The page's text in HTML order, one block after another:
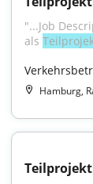
"...Job
als
Hamburg,